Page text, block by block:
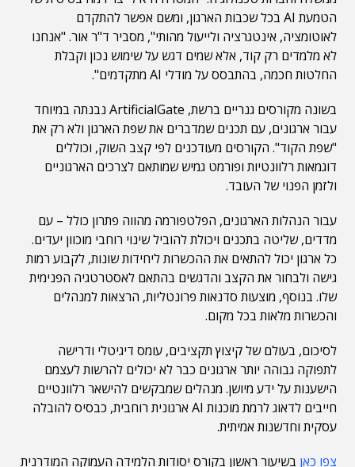
הטמעת AI בכל שכבות הארגון, ומשם אפשר להתקדם
לאוטומציה, אינטגרציה ולייעול מהותי", מסביר ד"ר אור. "אנחנו
לא מלמדים רק קוד, אלא שמים דגש על שימוש נכון וקבלת
החלטות חכמה, בהתבסס על מודלי AI מתקדמים".
בשונה מקורסים גנריים ברשת, ArtificialGate נבנתה במיוחד
עבור ארגונים, עם תכנים שמדברים את שפת הארגון ולא רק את
"שפת הקוד". הקורסים מעודכנים לפי קצב השוק, וכוללים
דוגמאות רלוונטיות ופורמט גמיש שמותאם לצרכים הארגוניים
ולזמן הפנוי של העובד.
עבור הנהלות הארגונים, הפלטפורמה מהווה פתרון כולל – עם
מדדים, שליטה בתכנים ויכולת להוביל שינוי רוחבי מוכוון יעדים.
כל ארגון יכול להתאים את ההכשרות ליחידות שונות, לקבוע רמות
גישה ולבחור את הקצב והדגשים בהתאם לאסטרטגיה הפנימית
שלו. בנוסף, מוצעות סדנאות פרונטליות, הרצאות למנהלים
והכשרות מלאות בכל מקום.
לסיכום, בעולם של קיצוץ תקציבים, עומס דיגיטלי ודרישה
לתפוקה גבוהה יותר ארגונים כבר לא יכולים להרשות לעצמם
הישענות על ידע מיושן. מנהלים שמבקשים להישאר רלוונטיים
חייבים לדאוג לרמת מוכנות AI ארגונית רוחבית, כבסיס להובלה
עסקית וחדשנות אמיתית.
צפו כאן בשיעור ראשון בקורס יסודות הלמידה העמוקה המודרנית